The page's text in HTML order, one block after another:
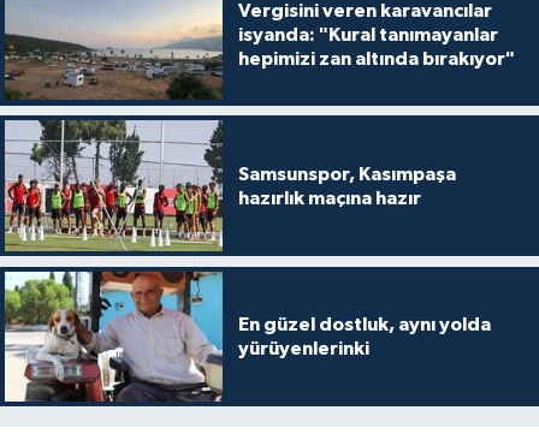
Vergisini veren karavancılar
isyanda: "Kural tanımayanlar
hepimizi zan altında bırakıyor"
Samsunspor, Kasımpaşa
hazırlık maçına hazır
En güzel dostluk, aynı yolda
yürüyenlerinki